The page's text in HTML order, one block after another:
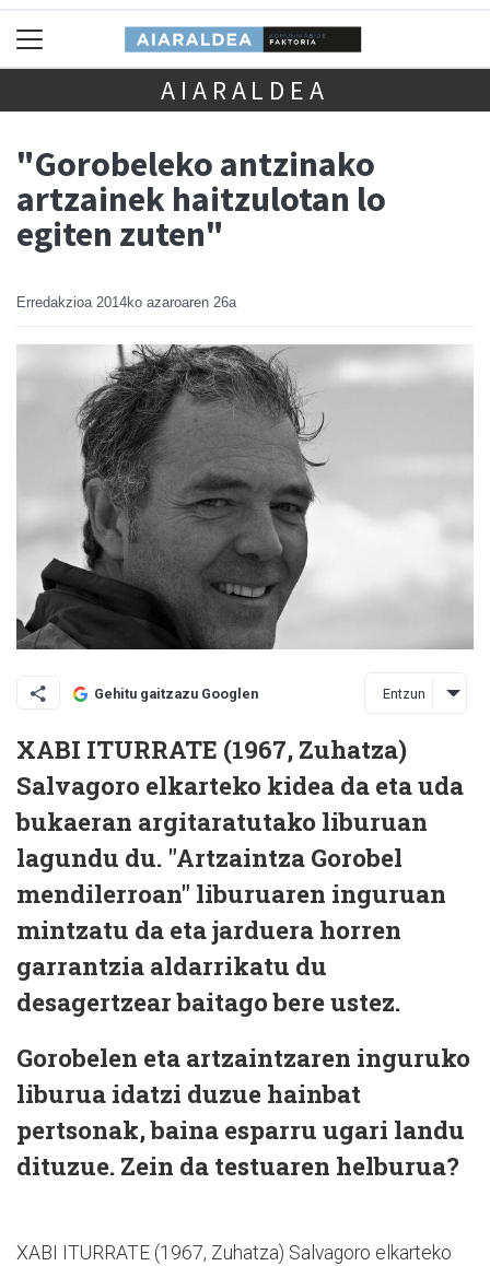
AIARALDEA
"Gorobeleko antzinako
artzainek haitzulotan lo
egiten zuten"
Erredakzioa 2014ko azaroaren 26a
Gehitu gaitzazu Googlen Entzun
XABI ITURRATE (1967, Zuhatza)
Salvagoro elkarteko kidea da eta uda
bukaeran argitaratutako liburuan
lagundu du. "Artzaintza Gorobel
mendilerroan" liburuaren inguruan
mintzatu da eta jarduera horren
garrantzia aldarrikatu du
desagertzear baitago bere ustez.
Gorobelen eta artzaintzaren inguruko
liburua idatzi duzue hainbat
pertsonak, baina esparru ugari landu
dituzue. Zein da testuaren helburua?
XABI ITURRATE (1967, Zuhatza) Salvagoro elkarteko